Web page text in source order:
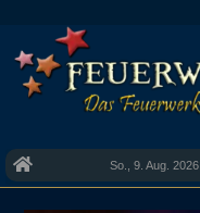
So., 9. Aug. 2026